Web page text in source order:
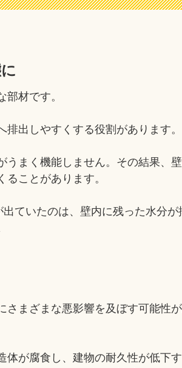
材です。
出しやすくする役割があります。
うまく機能しません。その結果、
ことがあります。
ていたのは、壁内に残った水分が
さまざまな悪影響を及ぼす可能性
体が腐食し、建物の耐久性が低下